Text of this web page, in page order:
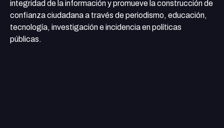
integridad de la información y promueve la construcción de
confianza ciudadana a través de periodismo, educación,
tecnología, investigación e incidencia en políticas
públicas.